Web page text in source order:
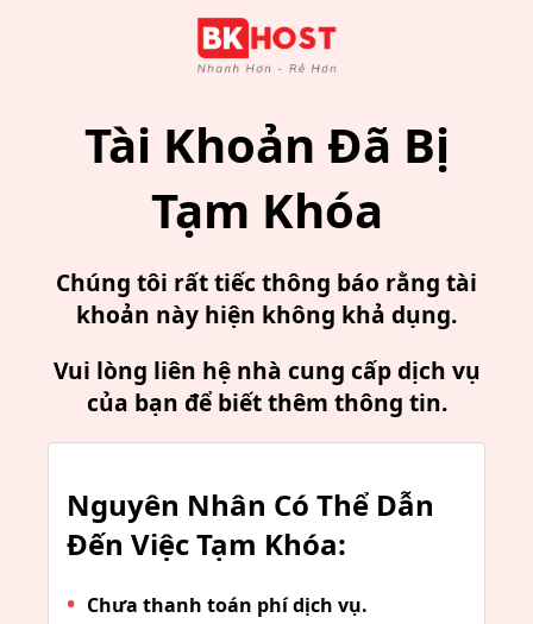
Tài Khoản Đã Bị
Tạm Khóa
Chúng tôi rất tiếc thông báo rằng tài
khoản này hiện không khả dụng.
Vui lòng liên hệ nhà cung cấp dịch vụ
của bạn để biết thêm thông tin.
Nguyên Nhân Có Thể Dẫn
Đến Việc Tạm Khóa:
Chưa thanh toán phí dịch vụ.